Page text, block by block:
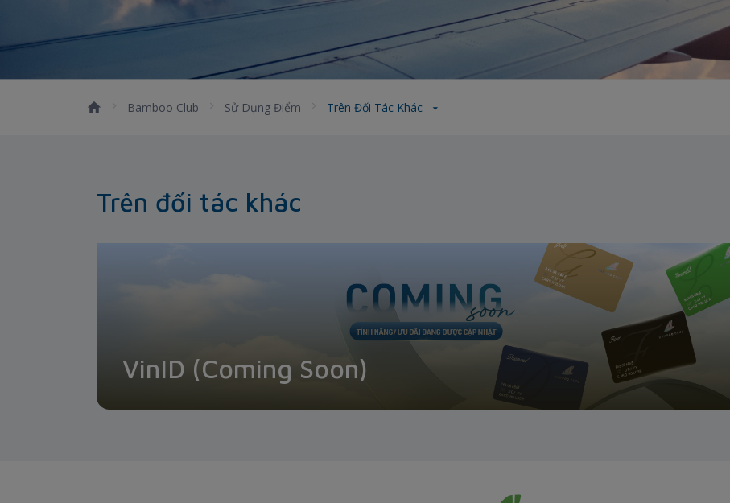
Bamboo Club Sử Dụng Điểm Trên Đối Tác Khác
Trên đối tác khác
VinID (Coming Soon)